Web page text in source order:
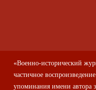
«Военно-исторический
частичное
упоминания имени автора